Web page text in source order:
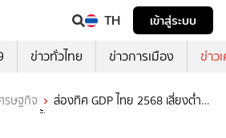
TH
เข้าสู่ระบบ
ข่าวทั่วไทย ข่าวการเมือง ข่าว
รษฐกิจ
ส่องทิศ GDP ไทย 2568 เสี่ยงต่ำ
นพลิกฟื้น